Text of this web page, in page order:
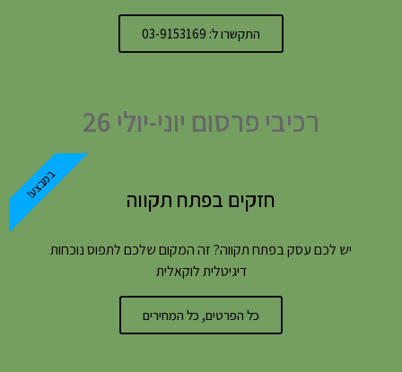
התקשרו ל: 03-9153169
רכיבי פרסום יוני-יולי 26
חזקים בפתח תקווה
יש לכם עסק בפתח תקווה? זה המקום שלכם לתפוס נוכחות
דיגיטלית לוקאלית
כל הפרטים, כל המחירים
במבצע!